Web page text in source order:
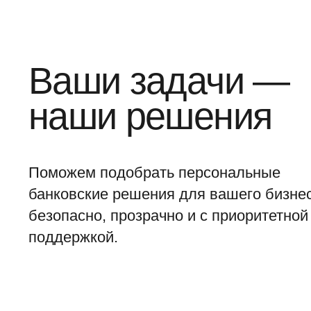
Ваши задачи —
наши решения
Поможем подобрать персональные
банковские решения для вашего
безопасно, прозрачно и с приоритетной
поддержкой.